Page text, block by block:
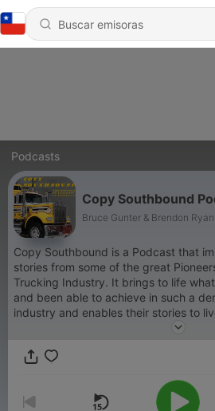
Podcasts
Copy Southbound
Bruce Gunter & Brendon Ryan
Copy Southbound is a Podcast that
stories from some of the great
Trucking Industry. It brings to life
and been able to achieve in such a
industry and enables their stories to
accessed by our future generations.